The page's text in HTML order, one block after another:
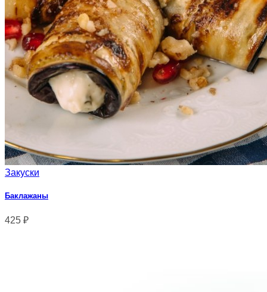
Закуски
Баклажаны
425 ₽